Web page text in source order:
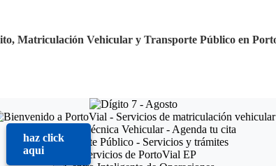
Matriculación Vehicular y Transporte Público en
haz click
aqui